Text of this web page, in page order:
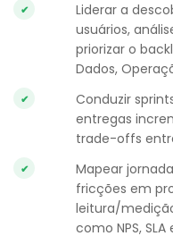
Liderar a
usuários,
priorizar o
Dados,
Conduzir
entregas
trade-offs
Mapear
fricções em
leitura/
como NPS,